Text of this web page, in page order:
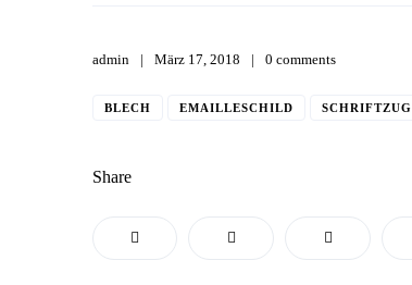
admin März 17, 2018 0 comments
BLECH EMAILLESCHILD SCHRIFTZUG
Share